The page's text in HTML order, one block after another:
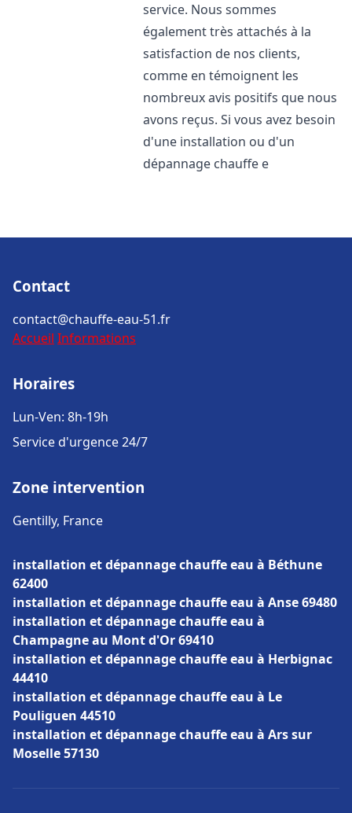
service. Nous sommes
également très attachés à la
satisfaction de nos clients,
comme en témoignent les
nombreux avis positifs que nous
avons reçus. Si vous avez besoin
d'une installation ou d'un
dépannage chauffe e
Contact
contact@chauffe-eau-51.fr
Accueil Informations
Horaires
Lun-Ven: 8h-19h
Service d'urgence 24/7
Zone intervention
Gentilly, France
installation et dépannage chauffe eau à Béthune
62400
installation et dépannage chauffe eau à Anse 69480
installation et dépannage chauffe eau à
Champagne au Mont d'Or 69410
installation et dépannage chauffe eau à Herbignac
44410
installation et dépannage chauffe eau à Le
Pouliguen 44510
installation et dépannage chauffe eau à Ars sur
Moselle 57130